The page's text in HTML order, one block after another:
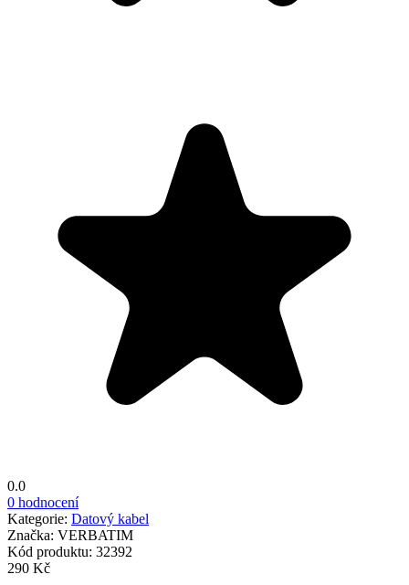
0.0
0 hodnocení
Kategorie: Datový kabel
Značka: VERBATIM
Kód produktu: 32392
290 Kč